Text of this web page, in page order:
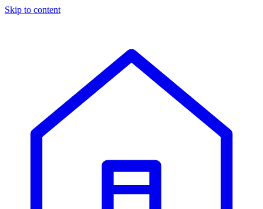
Skip to content